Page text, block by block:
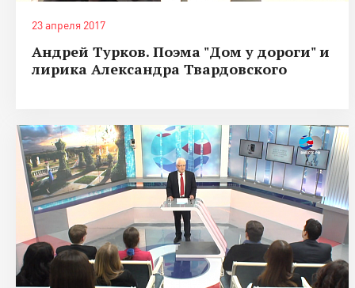
23 апреля 2017
Андрей Турков. Поэма "Дом у дороги" и
лирика Александра Твардовского